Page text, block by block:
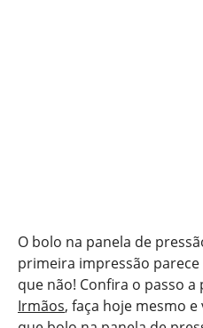
O bolo na panela de
primeira impressão
que não! Confira o passo a
Irmãos, faça hoje mesmo